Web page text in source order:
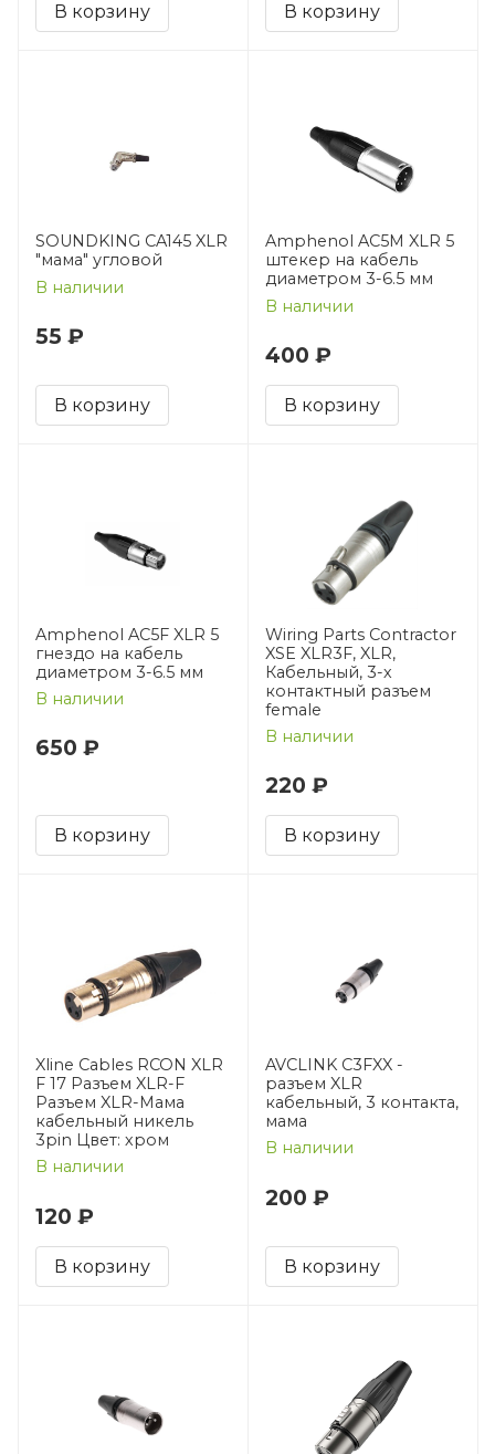
В корзину В корзину
SOUNDKING CA145 XLR
"мама" угловой
В наличии
55 ₽
В корзину
Amphenol AC5M XLR 5
штекер на кабель
диаметром 3-6.5 мм
В наличии
400 ₽
В корзину
Amphenol AC5F XLR 5
гнездо на кабель
диаметром 3-6.5 мм
В наличии
650 ₽
В корзину
Wiring Parts Сontractor
XSE XLR3F, XLR,
Кабельный, 3-х
контактный разъем
female
В наличии
220 ₽
В корзину
Xline Cables RCON XLR
F 17 Разъем XLR-F
Разъем XLR-Мама
кабельный никель
3pin Цвет: хром
В наличии
120 ₽
В корзину
AVCLINK C3FXX -
разъем XLR
кабельный, 3 контакта,
мама
В наличии
200 ₽
В корзину